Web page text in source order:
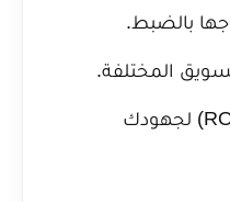
بالضبط.
المختلفة.
قياس عائد الاستثمار (ROI) لجهودك